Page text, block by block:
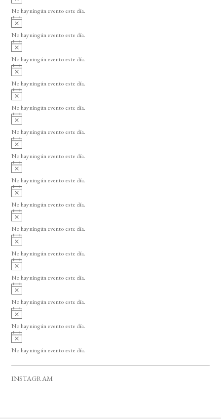
o
v
i
o
No hay ningún evento este día.
A
v
i
o
No hay ningún evento este día.
A
v
i
o
No hay ningún evento este día.
A
v
i
o
No hay ningún evento este día.
A
v
i
o
No hay ningún evento este día.
A
v
i
o
No hay ningún evento este día.
A
v
i
o
No hay ningún evento este día.
A
v
i
o
No hay ningún evento este día.
A
v
i
o
No hay ningún evento este día.
A
v
i
o
No hay ningún evento este día.
A
v
i
o
No hay ningún evento este día.
A
v
i
o
No hay ningún evento este día.
A
v
i
o
No hay ningún evento este día.
A
v
i
o
No hay ningún evento este día.
A
v
i
No hay ningún evento este día.
INSTAGRAM